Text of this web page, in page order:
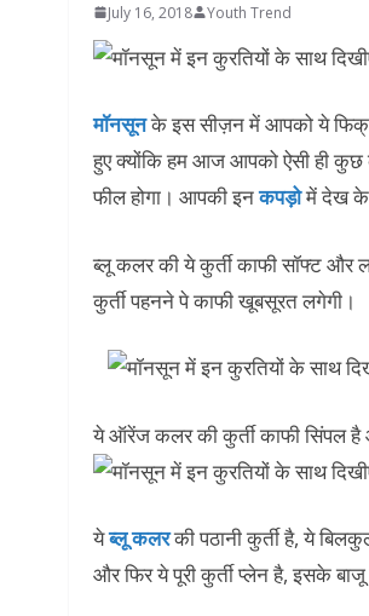
July 16, 2018 Youth Trend
मॉनसूनके इस सीज़न में आपको ये
हुए क्योंकि हम आज आपको ऐसी ही कुछ
फील होगा। आपकी इनकपड़ोमें देख के
ब्लू कलर की ये कुर्ती काफी सॉफ्ट
कुर्ती पहनने पे काफी खूबसूरत लगेगी।
ये ऑरेंज कलर की कुर्ती काफी सिंपल
येब्लू कलरकी पठानी कुर्ती है, ये
और फिर ये पूरी कुर्ती प्लेन है, इसके